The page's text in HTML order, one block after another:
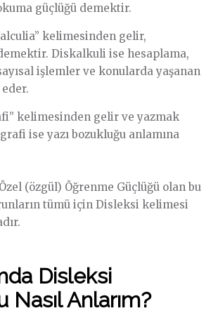
güçlüğü demektir.
kelimesinden gelir,
Diskalkuli ise hesaplama,
işlemler ve konularda yaşanan
kelimesinden gelir ve yazmak
ise yazı bozukluğu anlamına
(özgül) Öğrenme Güçlüğü olan bu
tümü için Disleksi kelimesi
Disleksi
Nasıl Anlarım?